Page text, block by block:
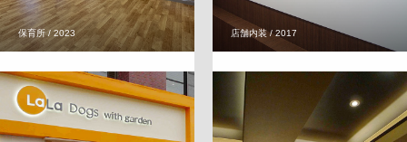
保育所 / 2023 店舗内装 / 2017